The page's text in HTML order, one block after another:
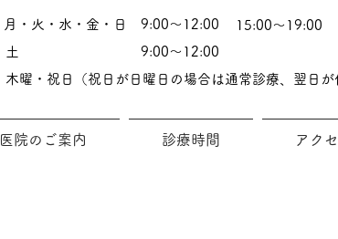
月・火・水・金・日
土
9:00～12:00
9:00～12:00
15:00～19:00
木曜・祝日（祝日が日曜日の場合は通常診療、翌日が
医院のご案内 診療時間 アク